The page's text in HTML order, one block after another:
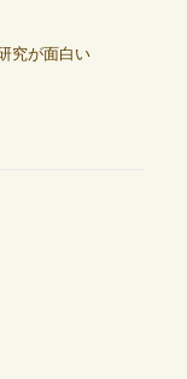
究が面白い